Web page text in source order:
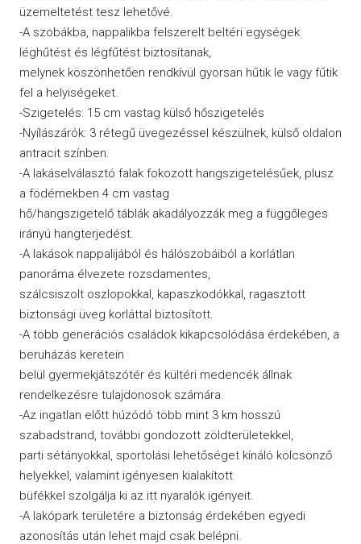
üzemeltetést tesz lehetővé.
-A szobákba, nappalikba felszerelt beltéri egységek
léghűtést és légfűtést biztosítanak,
melynek köszönhetően rendkívül gyorsan hűtik le vagy fűtik
fel a helyiségeket.
-Szigetelés: 15 cm vastag külső hőszigetelés
-Nyílászárók: 3 rétegű üvegezéssel készülnek, külső oldalon
antracit színben.
-A lakáselválasztó falak fokozott hangszigetelésűek, plusz
a födémekben 4 cm vastag
hő/hangszigetelő táblák akadályozzák meg a függőleges
irányú hangterjedést.
-A lakások nappalijából és hálószobáiból a korlátlan
panoráma élvezete rozsdamentes,
szálcsiszolt oszlopokkal, kapaszkodókkal, ragasztott
biztonsági üveg korláttal biztosított.
-A több generációs családok kikapcsolódása érdekében, a
beruházás keretein
belül gyermekjátszótér és kültéri medencék állnak
rendelkezésre tulajdonosok számára.
-Az ingatlan előtt húzódó több mint 3 km hosszú
szabadstrand, további gondozott zöldterületekkel,
parti sétányokkal, sportolási lehetőséget kínáló kölcsönző
helyekkel, valamint igényesen kialakított
büfékkel szolgálja ki az itt nyaralók igényeit.
-A lakópark területére a biztonság érdekében egyedi
azonosítás után lehet majd csak belépni.